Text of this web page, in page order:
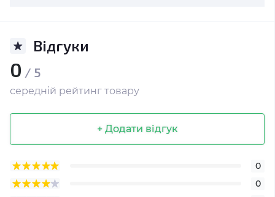
Відгуки
0 / 5
середній рейтинг товару
+ Додати відгук
0
0